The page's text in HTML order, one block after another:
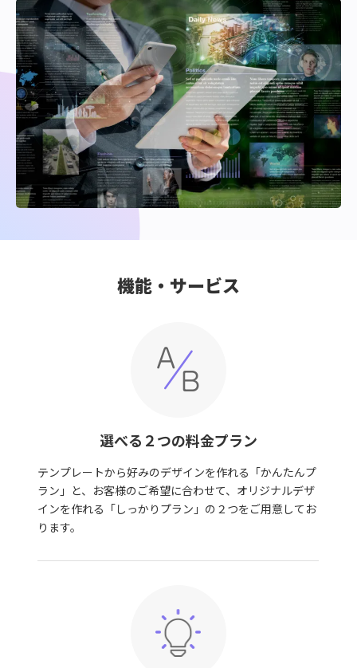
機能・サービス
選べる２つの料金プラン
テンプレートから好みのデザインを作れる「かんたんプ
ラン」と、お客様のご希望に合わせて、オリジナルデザ
インを作れる「しっかりプラン」の２つをご用意してお
ります。